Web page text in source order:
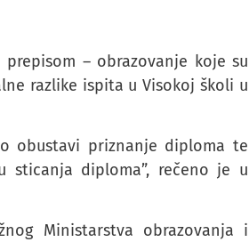
– obrazovanje koje su
razlike ispita u Visokoj školi u
obustavi priznanje diploma te
sticanja diploma”, rečeno je u
Ministarstva obrazovanja i